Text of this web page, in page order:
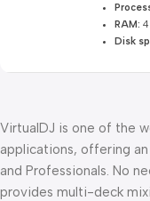
RAM:
Disk
VirtualDJ is one of the
applications, offering
and Professionals. No
provides multi-deck